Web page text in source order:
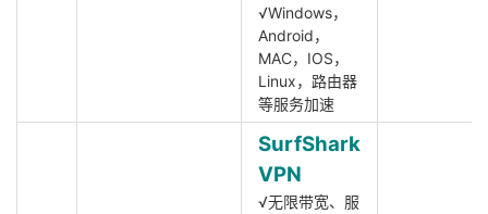
√Windows，
Android，
MAC，IOS，
Linux，路由器
等服务加速
SurfShark
VPN
√无限带宽、服